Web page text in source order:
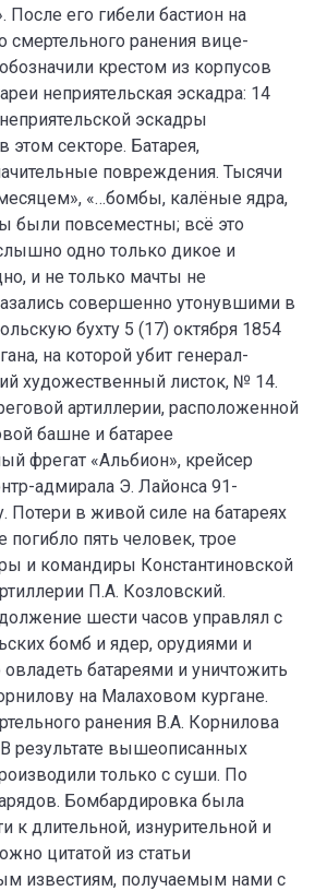
После его гибели бастион на
смертельного ранения вице-
крестом из корпусов
неприятельская эскадра: 14
эскадры
этом секторе. Батарея,
повреждения. Тысячи
«…бомбы, калёные ядра,
были повсеместны; всё это
одно только дикое и
и не только мачты не
совершенно утонувшими в
бухту 5 (17) октября 1854
на которой убит генерал-
художественный листок, № 14.
артиллерии, расположенной
башне и батарее
фрегат «Альбион», крейсер
адмирала Э. Лайонса 91-
в живой силе на батареях
пять человек, трое
и командиры Константиновской
П.А. Козловский.
шести часов управлял с
бомб и ядер, орудиями и
батареями и уничтожить
на Малаховом кургане.
ранения В.А. Корнилова
результате вышеописанных
только с суши. По
Бомбардировка была
к длительной, изнурительной и
цитатой из статьи
известиям, получаемым нами с